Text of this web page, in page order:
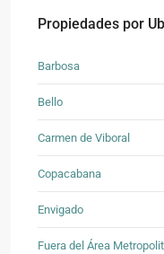
Propiedades por
Barbosa
Bello
Carmen de Viboral
Copacabana
Envigado
Fuera del Área